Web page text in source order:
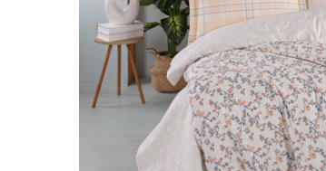
Cearceaf cu elastic
Cearceaf normal
Lenjerii De Pat Creponate
Lenjerii De Pat Bumbac Poplin 2
Lenjerii De Pat Bumbac Poplin,
Matlasate, 2 Persoane